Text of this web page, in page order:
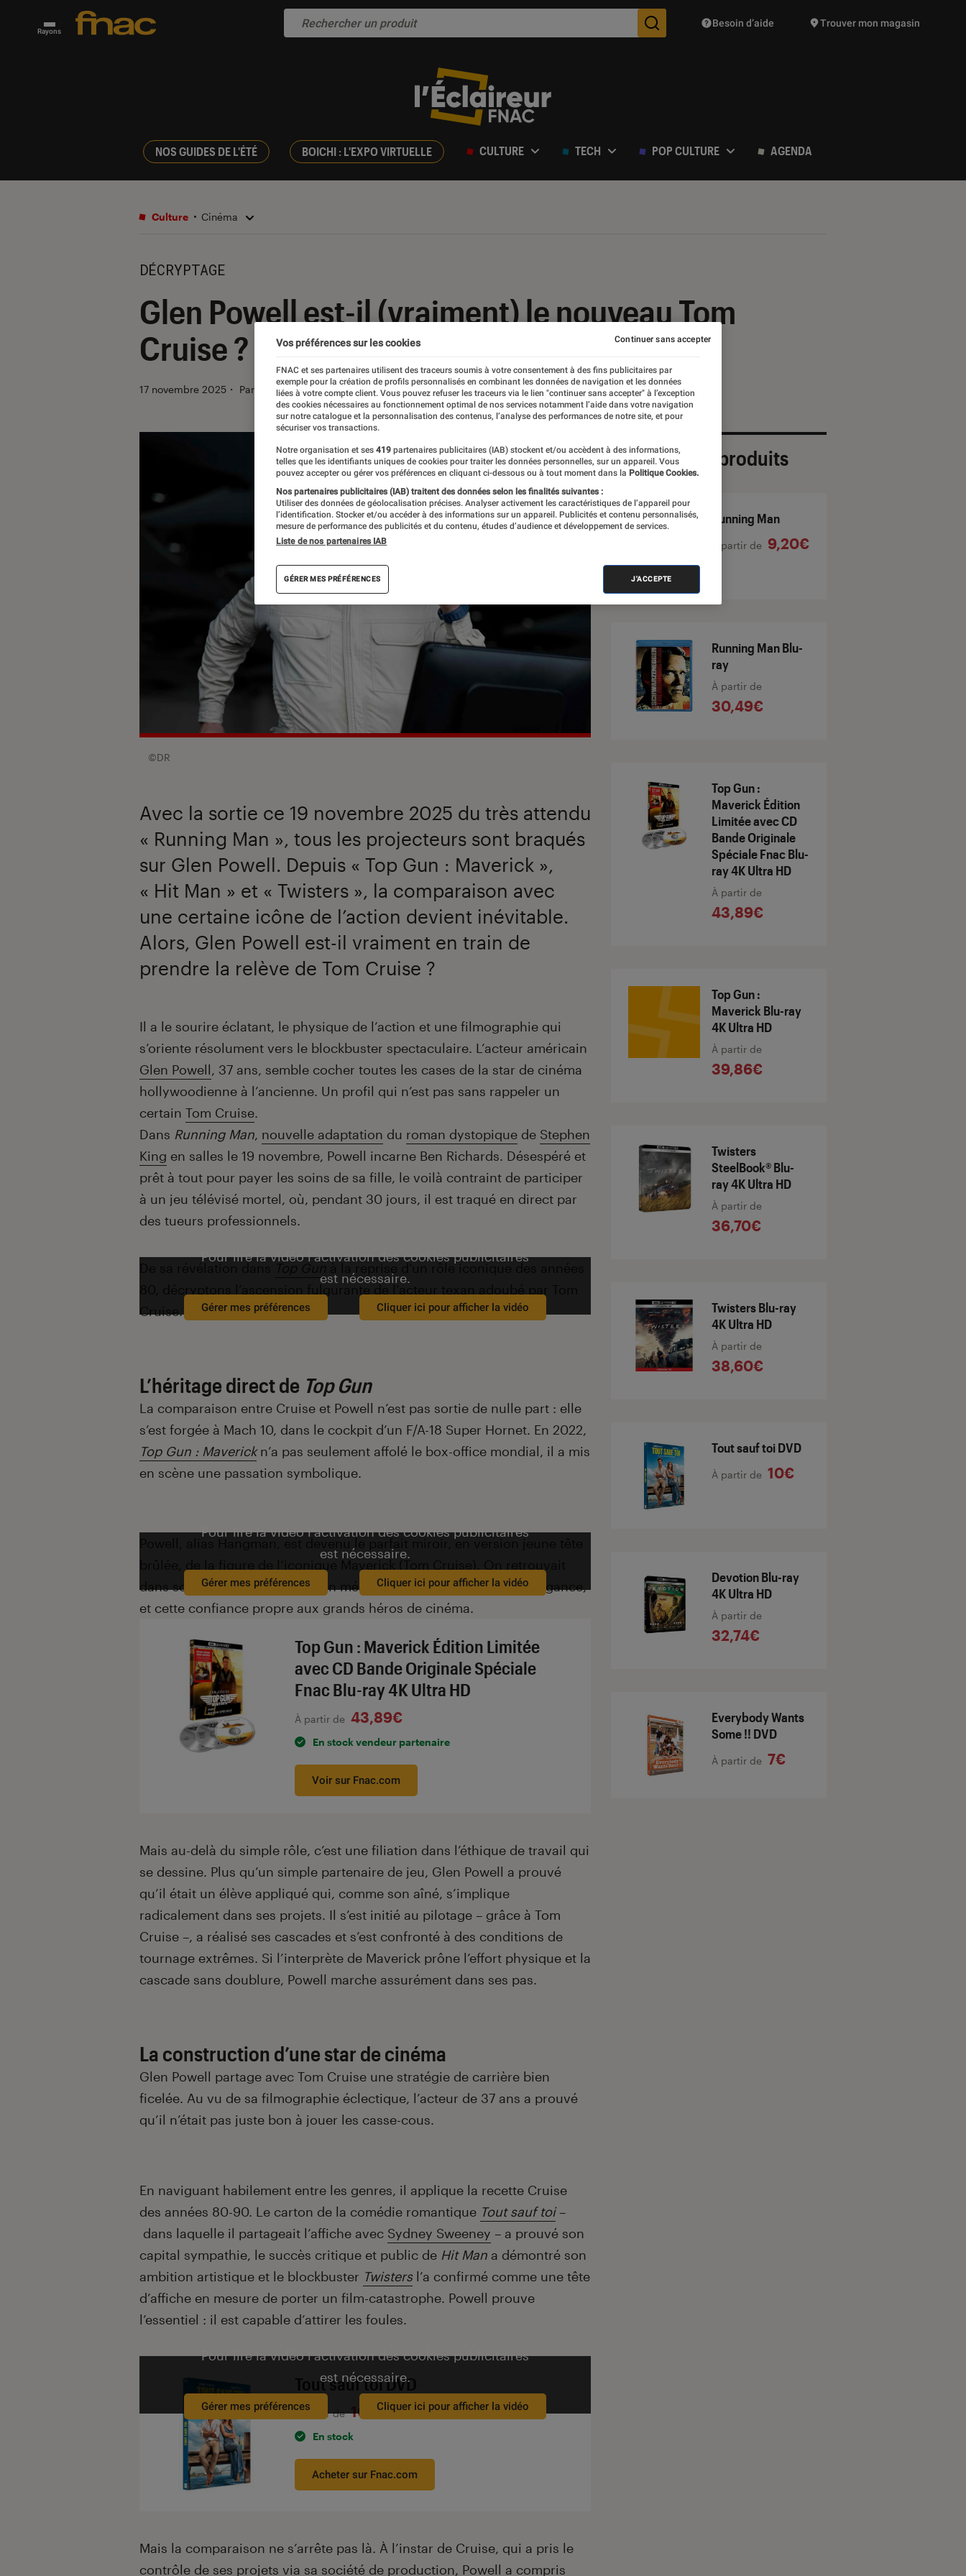
Rayons Des suggestions de produits vont vous être proposées
Besoin d’aide Trouver mon magasin
NOS GUIDES DE L'ÉTÉ BOICHI : L'EXPO VIRTUELLE CULTURE TECH POP CULTURE AGENDA
Culture Cinéma
DÉCRYPTAGE
Glen Powell est-il (vraiment) le nouveau Tom
Cruise ?
17 novembre 2025 ・ Par Lucile B.
©DR
Avec la sortie ce 19 novembre 2025 du très attendu
« Running Man », tous les projecteurs sont braqués
sur Glen Powell. Depuis « Top Gun : Maverick »,
« Hit Man » et « Twisters », la comparaison avec
une certaine icône de l’action devient inévitable.
Alors, Glen Powell est-il vraiment en train de
prendre la relève de Tom Cruise ?
Introduction
Il a le sourire éclatant, le physique de l’action et une filmographie qui
s’oriente résolument vers le blockbuster spectaculaire. L’acteur américain
Glen Powell, 37 ans, semble cocher toutes les cases de la star de cinéma
hollywoodienne à l’ancienne. Un profil qui n’est pas sans rappeler un
certain Tom Cruise.
Dans Running Man, nouvelle adaptation du roman dystopique de Stephen
King en salles le 19 novembre, Powell incarne Ben Richards. Désespéré et
prêt à tout pour payer les soins de sa fille, le voilà contraint de participer
à un jeu télévisé mortel, où, pendant 30 jours, il est traqué en direct par
des tueurs professionnels.
Pour lire la vidéo l’activation des cookies publicitaires
est nécessaire.
Gérer mes préférences Cliquer ici pour afficher la vidéo
à la reprise d’un rôle iconique des années
Cruise.
L’héritage direct de Top Gun
La comparaison entre Cruise et Powell n’est pas sortie de nulle part : elle
s’est forgée à Mach 10, dans le cockpit d’un F/A-18 Super Hornet. En 2022,
Top Gun : Maverickn’a pas seulement affolé le box-office mondial, il a mis
en scène une passation symbolique.
Pour lire la vidéo l’activation des cookies publicitaires
est nécessaire.
Gérer mes préférences Cliquer ici pour afficher la vidéo
Powell, alias Hangman, est devenu le parfait miroir, en version jeune tête
dans son personnage un certain mélange de désinvolture et d’arrogance,
et cette confiance propre aux grands héros de cinéma.
Top Gun : Maverick Édition Limitée
avec CD Bande Originale Spéciale
Fnac Blu-ray 4K Ultra HD
À partir de 43,89€
En stock vendeur partenaire
Voir sur Fnac.com
Mais au-delà du simple rôle, c’est une filiation dans l’éthique de travail qui
se dessine. Plus qu’un simple partenaire de jeu, Glen Powell a prouvé
qu’il était un élève appliqué qui, comme son aîné, s’implique
radicalement dans ses projets. Il s’est initié au pilotage – grâce à Tom
Cruise –, a réalisé ses cascades et s’est confronté à des conditions de
tournage extrêmes. Si l’interprète de Maverick prône l’effort physique et la
cascade sans doublure, Powell marche assurément dans ses pas.
La construction d’une star de cinéma
Glen Powell partage avec Tom Cruise une stratégie de carrière bien
ficelée. Au vu de sa filmographie éclectique, l’acteur de 37 ans a prouvé
qu’il n’était pas juste bon à jouer les casse-cous.
En naviguant habilement entre les genres, il applique la recette Cruise
des années 80-90. Le carton de la comédie romantique Tout sauf toi–
dans laquelle il partageait l’affiche avec Sydney Sweeney – a prouvé son
capital sympathie, le succès critique et public de Hit Man a démontré son
ambition artistique et le blockbuster Twistersl’a confirmé comme une tête
d’affiche en mesure de porter un film-catastrophe. Powell prouve
l’essentiel : il est capable d’attirer les foules.
Pour lire la vidéo l’activation des cookies publicitaires
est nécessaire.
Gérer mes préférences Cliquer ici pour afficher la vidéo
Tout sauf toi DVD
À partir de 10€
En stock
Acheter sur Fnac.com
Mais la comparaison ne s’arrête pas là. À l’instar de Cruise, qui a pris le
contrôle de ses projets via sa société de production, Powell a compris
Sélection de produits
Running Man
À partir de 9,20€
Running Man Blu-
ray
À partir de
30,49€
Top Gun :
Maverick Édition
Limitée avec CD
Bande Originale
Spéciale Fnac Blu-
ray 4K Ultra HD
À partir de
43,89€
Top Gun :
Maverick Blu-ray
4K Ultra HD
À partir de
39,86€
Twisters
SteelBook® Blu-
ray 4K Ultra HD
À partir de
36,70€
Twisters Blu-ray
4K Ultra HD
À partir de
38,60€
Tout sauf toi DVD
À partir de 10€
Devotion Blu-ray
4K Ultra HD
À partir de
32,74€
Everybody Wants
Some !! DVD
À partir de 7€
Vos préférences sur les cookies
FNAC et ses partenaires utilisent des traceurs soumis à votre consentement à des fins publicitaires par
exemple pour la création de profils personnalisés en combinant les données de navigation et les données
liées à votre compte client. Vous pouvez refuser les traceurs via le lien "continuer sans accepter" à l’exception
des cookies nécessaires au fonctionnement optimal de nos services notamment l’aide dans votre navigation
sur notre catalogue et la personnalisation des contenus, l’analyse des performances de notre site, et pour
sécuriser vos transactions.
Notre organisation et ses 419 partenaires publicitaires (IAB) stockent et/ou accèdent à des informations,
telles que les identifiants uniques de cookies pour traiter les données personnelles, sur un appareil. Vous
pouvez accepter ou gérer vos préférences en cliquant ci-dessous ou à tout moment dans la Politique Cookies.
Nos partenaires publicitaires (IAB) traitent des données selon les finalités suivantes :
Utiliser des données de géolocalisation précises. Analyser activement les caractéristiques de l’appareil pour
l’identification. Stocker et/ou accéder à des informations sur un appareil. Publicités et contenu personnalisés,
mesure de performance des publicités et du contenu, études d’audience et développement de services.
Liste de nos partenaires IAB
GÉRER MES PRÉFÉRENCES J'ACCEPTE
Continuer sans accepter